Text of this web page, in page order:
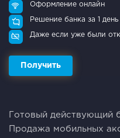
Оформление онлайн
Решение банка за 1 день
Даже если уже были
Получить
Готовый действующий
Продажа мобильных